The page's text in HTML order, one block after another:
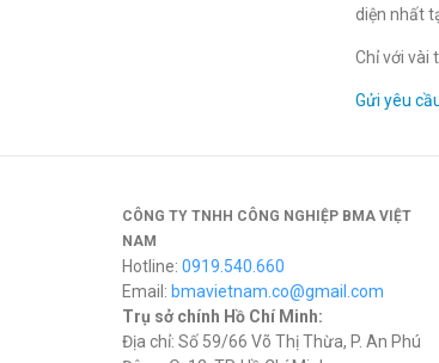
diện nhất
Chỉ với vài
Gửi yêu
CÔNG TY TNHH CÔNG NGHIỆP BMA VIỆT
NAM
Hotline: 0919.540.660
Email: bmavietnam.co@gmail.com
Trụ sở chính Hồ Chí Minh:
Địa chỉ: Số 59/66 Võ Thị Thừa, P. An Phú